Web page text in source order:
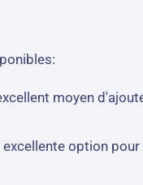
moyen
option